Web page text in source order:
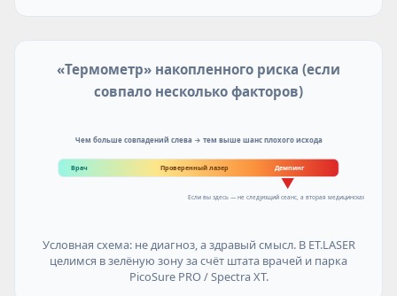
«Термометр» накопленного риска (если
совпало несколько факторов)
Чем больше совпадений слева → тем выше шанс плохого исхода
Врач Проверенный лазер Демпинг
Если вы здесь — не следующий сеанс, а вторая медицинская оценка
Условная схема: не диагноз, а здравый смысл. В ET.LASER
целимся в зелёную зону за счёт штата врачей и парка
PicoSure PRO / Spectra XT.